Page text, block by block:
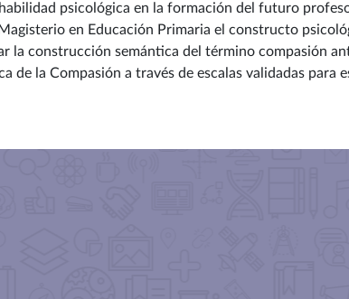
psicológica en la formación del futuro
en Educación Primaria el constructo
la construcción semántica del término compasión
de la Compasión a través de escalas validadas para